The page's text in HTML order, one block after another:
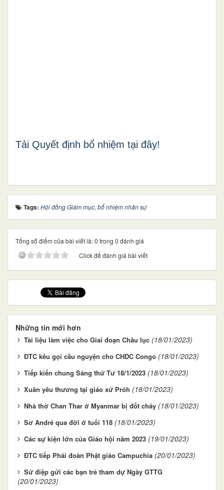
Tải Quyết định bổ nhiệm tại đây!
Tags: Hội đồng Giám mục, bổ nhiệm nhân sự
Tổng số điểm của bài viết là: 0 trong 0 đánh giá
Click để đánh giá bài viết
Những tin mới hơn
Tài liệu làm việc cho Giai đoạn Châu lục (18/01/2023)
ĐTC kêu gọi cầu nguyện cho CHDC Congo (18/01/2023)
Tiếp kiến chung Sáng thứ Tư 18/1/2023 (18/01/2023)
Xuân yêu thương tại giáo xứ Próh (18/01/2023)
Nhà thờ Chan Thar ở Myanmar bị đốt cháy (18/01/2023)
Sơ André qua đời ở tuổi 118 (18/01/2023)
Các sự kiện lớn của Giáo hội năm 2023 (19/01/2023)
ĐTC tiếp Phái đoàn Phật giáo Campuchia (20/01/2023)
Sứ điệp gửi các bạn trẻ tham dự Ngày GTTG
(20/01/2023)